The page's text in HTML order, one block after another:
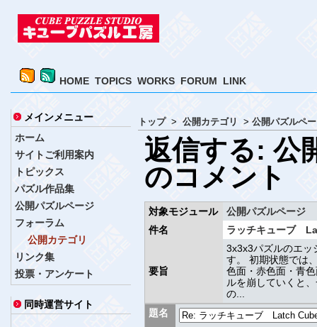
HOME TOPICS WORKS FORUM LINK
メインメニュー
ホーム
サイトご利用案内
トピックス
パズル作品集
公開パズルページ
フォーラム
公開カテゴリ
リンク集
投票・アンケート
同時運営サイト
トップ> 公開カテゴリ > 公開パズルペ
返信する: 公
のコメント
対象モジュール
公開パズルページ
件名
ラッチキューブ
要旨
3x3x3パズルのエッ
す。 初期状態では
色面・赤色面・青
ルを崩していくと
の...
題名